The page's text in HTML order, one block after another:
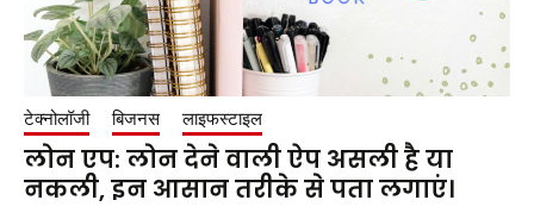
टेक्नोलॉजी बिजनस लाइफस्टाइल
लोन एप: लोन देने वाली ऐप असली है या
नकली, इन आसान तरीके से पता लगाएं।